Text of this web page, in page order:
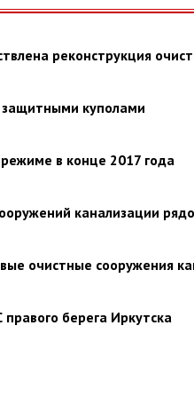
реконструкция
защитными куполами
в конце 2017 года
канализации
очистные сооружения
берега Иркутска